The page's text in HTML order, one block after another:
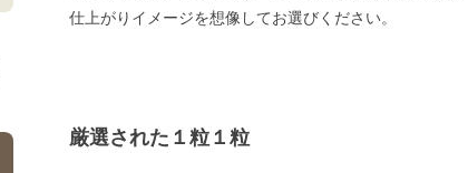
仕上がりイメージを想像してお選びください。
厳選された１粒１粒